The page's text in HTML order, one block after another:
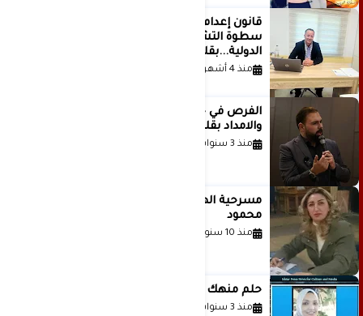
قانون إعدام الأسرى الفلسطينيين: بين
سطوة التشريع وانهيار منظومة العدالة
الدولية...بقلم الدكتور وسيم وني
منذ 4 أشهر
والامداد بقلم د. عبادة دعدوش
منذ 3 سنوات
مسرحية الهمزة للمبدعة الاستاذة غادة
محمود
منذ 10 سنوات
حلم منهك للشاعرة رانيا فخري موسى
منذ 3 سنوات